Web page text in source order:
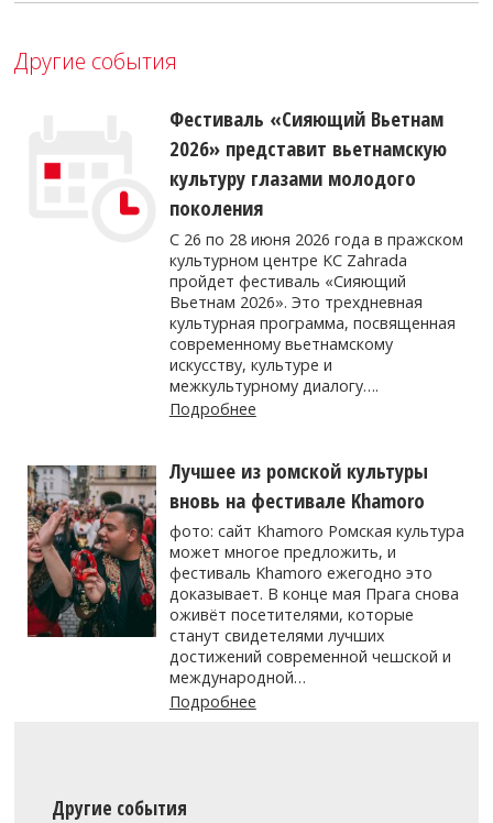
Другие события
Фестиваль «Сияющий Вьетнам
2026» представит вьетнамскую
культуру глазами молодого
поколения
С 26 по 28 июня 2026 года в пражском
культурном центре KC Zahrada
пройдет фестиваль «Сияющий
Вьетнам 2026». Это трехдневная
культурная программа, посвященная
современному вьетнамскому
искусству, культуре и
межкультурному диалогу….
Подробнее
Лучшее из ромской культуры
вновь на фестивале Khamoro
фото: сайт Khamoro Ромская культура
может многое предложить, и
фестиваль Khamoro ежегодно это
доказывает. В конце мая Прага снова
оживёт посетителями, которые
станут свидетелями лучших
достижений современной чешской и
международной…
Подробнее
Другие события